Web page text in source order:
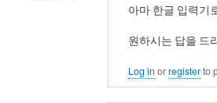
아마 한글 입력기
원하시는 답을 드
Log in orregisterto